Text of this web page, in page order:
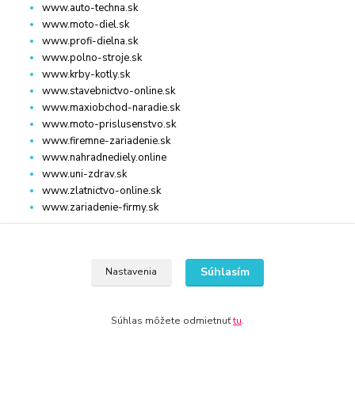
www.auto-techna.sk
www.moto-diel.sk
www.profi-dielna.sk
www.polno-stroje.sk
www.krby-kotly.sk
www.stavebnictvo-online.sk
www.maxiobchod-naradie.sk
www.moto-prislusenstvo.sk
www.firemne-zariadenie.sk
www.nahradnediely.online
www.uni-zdrav.sk
www.zlatnictvo-online.sk
www.zariadenie-firmy.sk
Po - Pia 08:00 - 16:00
Nastavenia Súhlasím
Súhlas môžete odmietnuťtu.